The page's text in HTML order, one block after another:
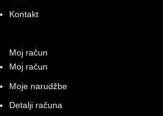
Kontakt
Moj račun
Moj račun
Moje narudžbe
Detalji računa